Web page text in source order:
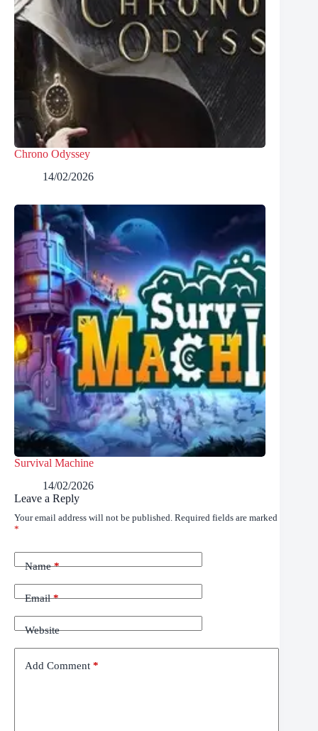
Chrono Odyssey
14/02/2026
Survival Machine
14/02/2026
Leave a Reply
Your email address will not be published. Required fields are marked
*
Name*
Email*
Website
Add Comment *